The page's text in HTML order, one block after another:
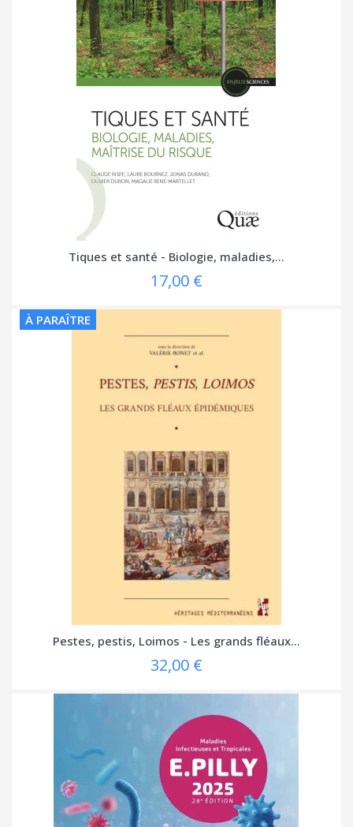
Tiques et santé - Biologie, maladies,...
17,00 €
À PARAÎTRE
Pestes, pestis, Loimos - Les grands fléaux...
32,00 €